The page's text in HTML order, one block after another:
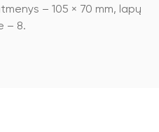
– 105 × 70 mm, lapų
– 8.